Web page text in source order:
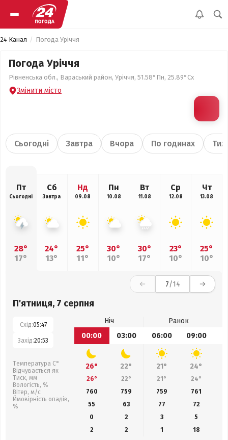
24 Канал Погода Уріччя
Погода Уріччя
Рівненська обл., Вараський район, Уріччя, 51.58°Пн, 25.89°Сх
Змінити місто
Сьогодні Завтра Вчора По годинах
Пт
Сьогодні
28°
17°
Сб
Завтра
24°
13°
Нд
09.08
25°
11°
Пн
10.08
30°
10°
Вт
11.08
30°
17°
Ср
12.08
23°
10°
Чт
13.08
25°
10°
7/14
П'ятниця, 7 серпня
Схід:05:47
Захід:20:53
Температура С°
Відчувається як
Тиск, мм
Вологість, %
Вітер, м/с
Ймовірність опадів,
%
Ніч
Ранок
00:00
03:00 06:00 09:00
26° 22° 21° 24°
26° 22° 21° 24°
760
759 759 761
55
63 77 72
0
2 3
5
2
2 1 18